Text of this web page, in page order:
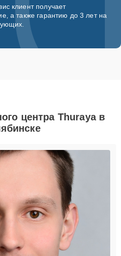
клиент получает
а также гарантию до 3 лет на
центра Thuraya в